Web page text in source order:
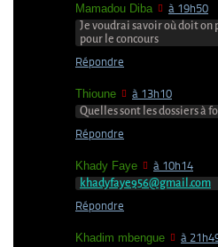
Mamadou Diba à 19h50
Je voudrai savoir où doit on
pour le concours
Répondre
Thioune à 13h10
Quelles sont les dossiers à
Répondre
Khady Faye à 10h14
khadyfaye956@gmail.com
Répondre
Khadim mbengue à